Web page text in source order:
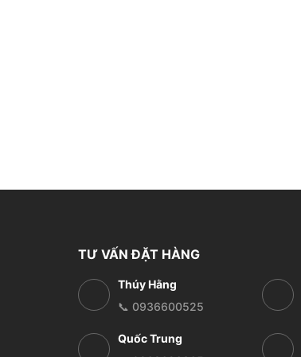
TƯ VẤN ĐẶT HÀNG
Thúy Hằng
📞 0936600525
Quốc Trung